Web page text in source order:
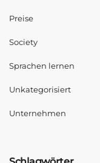
Preise
Society
Sprachen lernen
Unkategorisiert
Unternehmen